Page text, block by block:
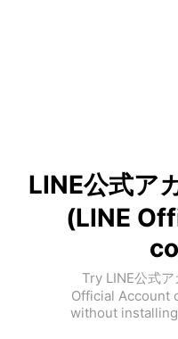
LINE公式ア
(LINE
Try LINE公式
Official Account
without